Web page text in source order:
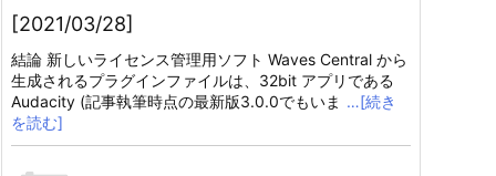
[2021/03/28]
結論 新しいライセンス管理用ソフト Waves Central から
生成されるプラグインファイルは、32bit アプリである
Audacity (記事執筆時点の最新版3.0.0でもいま …[続き
を読む]